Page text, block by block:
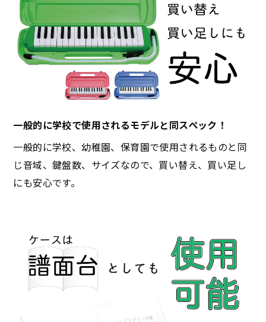
一般的に学校で使用されるモデルと同スペック！
一般的に学校、幼稚園、保育園で使用されるものと同
じ音域、鍵盤数、サイズなので、買い替え、買い足し
にも安心です。